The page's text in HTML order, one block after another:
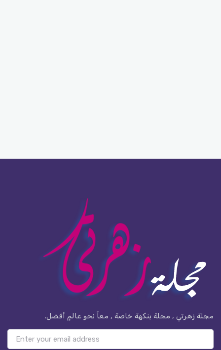
مجلة زهرتي , مجلة بنكهة خاصة , معاً نحو عالمٍ أفضل.